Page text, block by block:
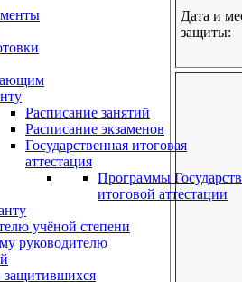
Расписание занятий
Расписание экзаменов
Государственная итоговая
аттестация
Программы
итоговой аттестации
учёной степени
руководителю
Дата и
защиты: